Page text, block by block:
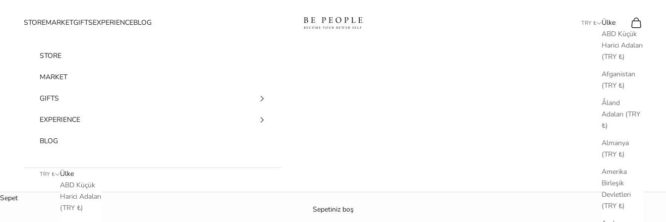
bepeople.co
STOREMARKETGIFTSEXPERIENCEBLOG TRY ₺
Ülke
ABD Küçük
Harici Adaları
(TRY ₺)
Afganistan
(TRY ₺)
Åland
Adaları (TRY
₺)
Almanya
(TRY ₺)
Amerika
Birleşik
Devletleri
(TRY ₺)
Sepet
STORE
MARKET
GIFTS
EXPERIENCE
BLOG
TRY ₺
Ülke
ABD Küçük
Harici Adaları
(TRY ₺)
Sepet
Sepetiniz boş